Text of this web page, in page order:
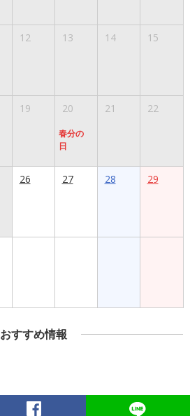
12 13 14 15
19 20
春分の
日
21 22
26 27 28 29
おすすめ情報